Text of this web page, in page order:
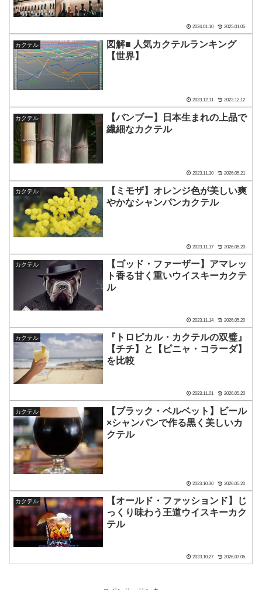
2024.01.10 2025.01.05
カクテル
図解■ 人気カクテルランキング
【世界】
2023.12.11 2023.12.12
カクテル
【バンブー】日本生まれの上品で
繊細なカクテル
2023.11.30 2026.05.21
カクテル
【ミモザ】オレンジ色が美しい爽
やかなシャンパンカクテル
2023.11.17 2026.05.20
カクテル
【ゴッド・ファーザー】アマレッ
ト香る甘く重いウイスキーカクテ
ル
2023.11.14 2026.05.20
カクテル
『トロピカル・カクテルの双璧』
【チチ】と【ピニャ・コラーダ】
を比較
2023.11.01 2026.05.20
カクテル
【ブラック・ベルベット】ビール
×シャンパンで作る黒く美しいカ
クテル
2023.10.30 2026.05.20
カクテル
【オールド・ファッションド】じ
っくり味わう王道ウイスキーカク
テル
2023.10.27 2026.07.05